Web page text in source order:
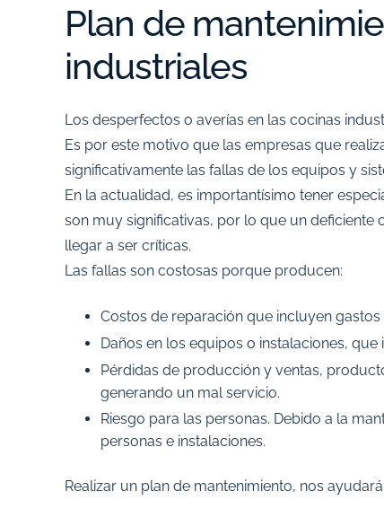
Plan de
industriales
Los desperfectos o averías en las cocinas
Es por este motivo que las empresas que
significativamente las fallas de los equipos y
En la actualidad, es importantísimo tener
son muy significativas, por lo que un
llegar a ser críticas.
Las fallas son costosas porque producen:
Costos de reparación que incluyen
Daños en los equipos o instalaciones, que
Pérdidas de producción y ventas,
generando un mal servicio.
Riesgo para las personas. Debido a la
personas e instalaciones.
Realizar un plan de mantenimiento, nos